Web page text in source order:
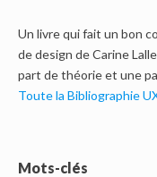
Un livre qui fait un bon
de design de Carine
part de théorie et une
Toute la Bibliographie
Mots-clés